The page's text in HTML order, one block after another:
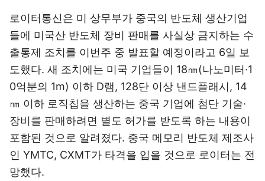
로이터통신은 미 상무부가 중국의 반도체 생산기업
들에 미국산 반도체 장비 판매를 사실상 금지하는 수
출통제 조치를 이번주 중 발표할 예정이라고 6일 보
도했다. 새 조치에는 미국 기업들이 18㎚(나노미터·1
0억분의 1m) 이하 D램, 128단 이상 낸드플래시, 14
㎚ 이하 로직칩을 생산하는 중국 기업에 첨단 기술·
장비를 판매하려면 별도 허가를 받도록 하는 내용이
포함된 것으로 알려졌다. 중국 메모리 반도체 제조사
인 YMTC, CXMT가 타격을 입을 것으로 로이터는 전
망했다.